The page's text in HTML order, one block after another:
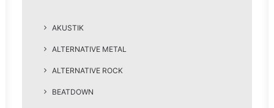
AKUSTIK
ALTERNATIVE METAL
ALTERNATIVE ROCK
BEATDOWN